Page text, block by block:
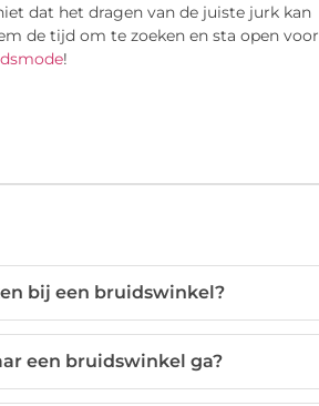
dat het dragen van de juiste jurk kan
de tijd om te zoeken en sta open voor
!
bij een bruidswinkel?
een bruidswinkel ga?